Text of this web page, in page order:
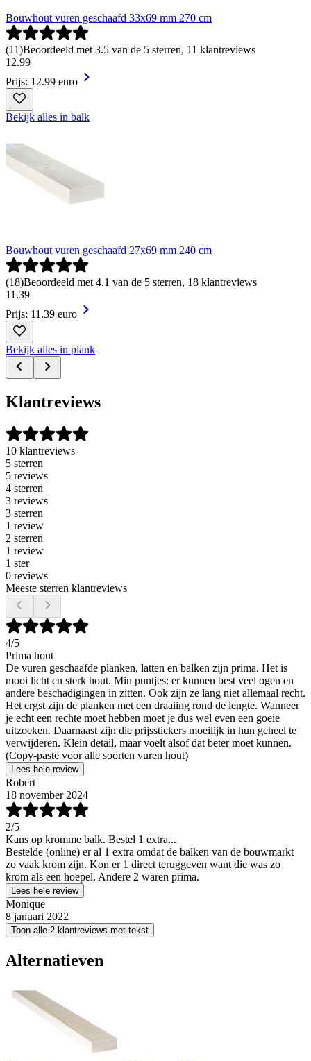
Bouwhout vuren geschaafd 33x69 mm 270 cm
(11)Beoordeeld met 3.5 van de 5 sterren, 11 klantreviews
12.99
Prijs: 12.99 euro
Bekijk alles in balk
Bouwhout vuren geschaafd 27x69 mm 240 cm
(18)Beoordeeld met 4.1 van de 5 sterren, 18 klantreviews
11 .39
Prijs: 11.39 euro
Bekijk alles in plank
Klantreviews
10 klantreviews
5 sterren
5 reviews
4 sterren
3 reviews
3 sterren
1 review
2 sterren
1 review
1 ster
0 reviews
Meeste sterren klantreviews
4/5
Prima hout
De vuren geschaafde planken, latten en balken zijn prima. Het is
mooi licht en sterk hout. Min puntjes: er kunnen best veel ogen en
andere beschadigingen in zitten. Ook zijn ze lang niet allemaal recht.
Het ergst zijn de planken met een draaiing rond de lengte. Wanneer
je echt een rechte moet hebben moet je dus wel even een goeie
uitzoeken. Daarnaast zijn die prijsstickers moeilijk in hun geheel te
verwijderen. Klein detail, maar voelt alsof dat beter moet kunnen.
(Copy-paste voor alle soorten vuren hout)
Lees hele review
Robert
18 november 2024
2/5
Kans op kromme balk. Bestel 1 extra...
Bestelde (online) er al 1 extra omdat de balken van de bouwmarkt
zo vaak krom zijn. Kon er 1 direct teruggeven want die was zo
krom als een hoepel. Andere 2 waren prima.
Lees hele review
Monique
8 januari 2022
Toon alle 2 klantreviews met tekst
Alternatieven